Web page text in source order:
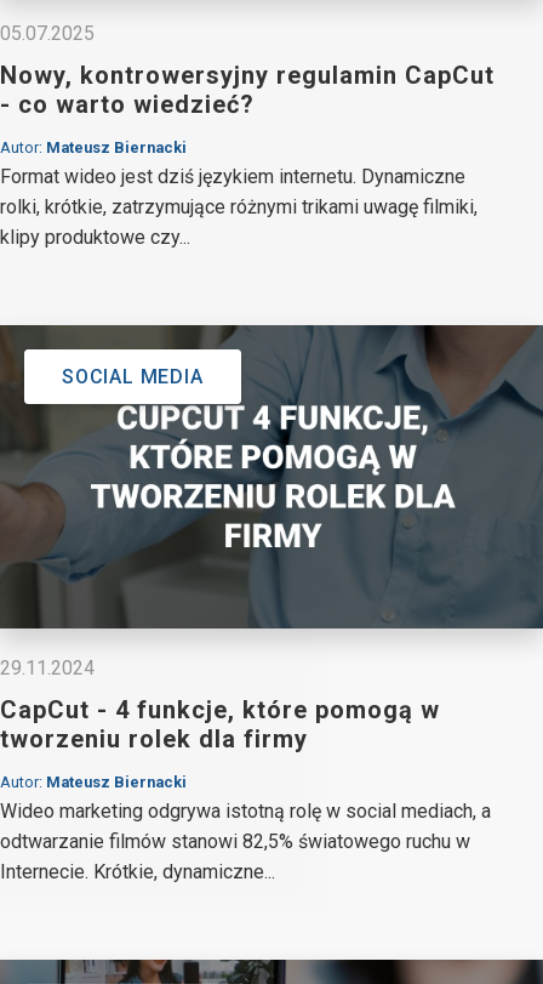
05.07.2025
Nowy, kontrowersyjny regulamin CapCut
- co warto wiedzieć?
Autor: Mateusz Biernacki
Format wideo jest dziś językiem internetu. Dynamiczne
rolki, krótkie, zatrzymujące różnymi trikami uwagę filmiki,
klipy produktowe czy...
SOCIAL MEDIA
29.11.2024
CapCut - 4 funkcje, które pomogą w
tworzeniu rolek dla firmy
Autor: Mateusz Biernacki
Wideo marketing odgrywa istotną rolę w social mediach, a
odtwarzanie filmów stanowi 82,5% światowego ruchu w
Internecie. Krótkie, dynamiczne...